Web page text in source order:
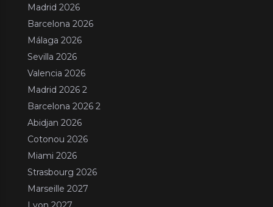
Madrid 2026
Barcelona 2026
Málaga 2026
Sevilla 2026
Valencia 2026
Madrid 2026 2
Barcelona 2026 2
Abidjan 2026
Cotonou 2026
Miami 2026
Strasbourg 2026
Marseille 2027